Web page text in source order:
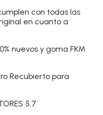
con todas las
en cuanto a
nuevos y goma FKM
Recubierto para
5.7